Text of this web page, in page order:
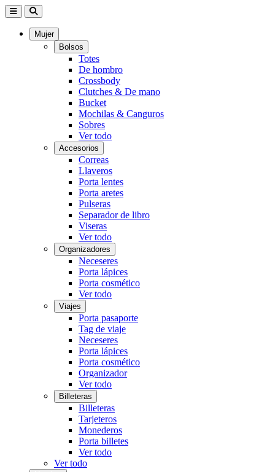
Mujer
Bolsos
Totes
De hombro
Crossbody
Clutches & De mano
Bucket
Mochilas & Canguros
Sobres
Ver todo
Accesorios
Correas
Llaveros
Porta lentes
Porta aretes
Pulseras
Separador de libro
Viseras
Ver todo
Organizadores
Neceseres
Porta lápices
Porta cosmético
Ver todo
Viajes
Porta pasaporte
Tag de viaje
Neceseres
Porta lápices
Porta cosmético
Organizador
Ver todo
Billeteras
Billeteras
Tarjeteros
Monederos
Porta billetes
Ver todo
Ver todo